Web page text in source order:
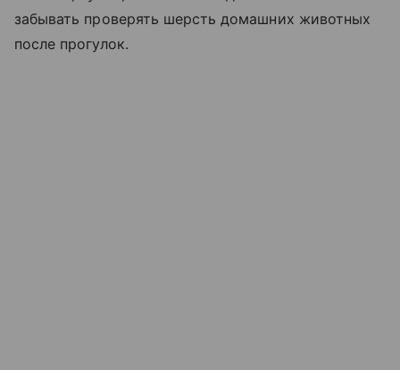
забывать проверять шерсть домашних животных
после прогулок.